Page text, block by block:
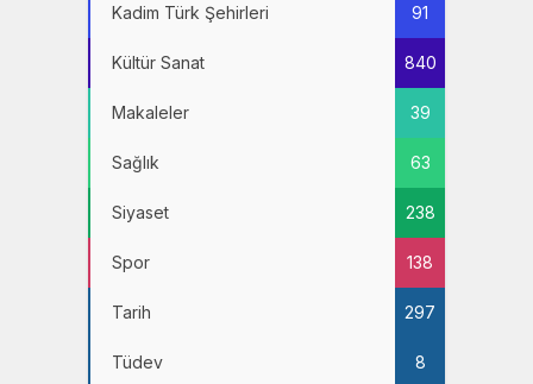
Kadim Türk Şehirleri 91
Kültür Sanat 840
Makaleler 39
Sağlık 63
Siyaset 238
Spor 138
Tarih 297
Tüdev 8